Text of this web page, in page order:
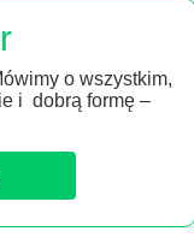
o wszystkim,
i dobrą formę –